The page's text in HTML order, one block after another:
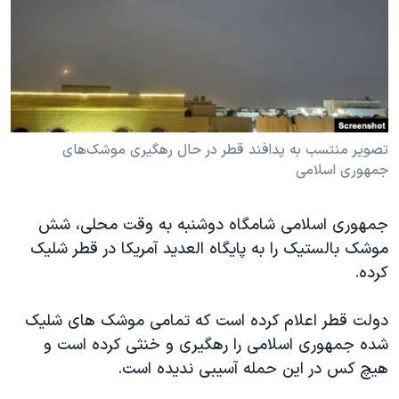
علم و فناوری
اسرائیل در جنگ
گالری عکس
رمز مهسا
ورزش زنان در ایران
اعتراضات زن، زندگی، آزادی
تریبونال مردمی آبان ۹۸
دادگاه حمید نوری
قانون شفافیت دارائی کادر رهبری ایران
اعتراضات مردمی آبان ۹۸
زبانهای مختلف
تصویر منتسب به پدافند قطر در حال رهگیری موشک‌های
جمهوری اسلامی
جمهوری اسلامی شامگاه دوشنبه به وقت محلی، شش
موشک بالستیک را به پایگاه العدید آمریکا در قطر شلیک
کرده.
دولت قطر اعلام کرده است که تمامی موشک های شلیک
شده جمهوری اسلامی را رهگیری و خنثی کرده است و
هیچ کس در این حمله آسیبی ندیده است.